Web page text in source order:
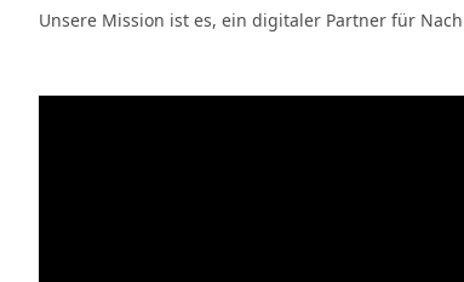
Unsere Mission ist es, ein digitaler Partner für